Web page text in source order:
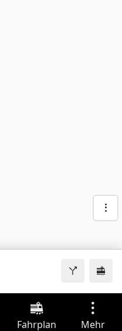
Fahrplan Mehr